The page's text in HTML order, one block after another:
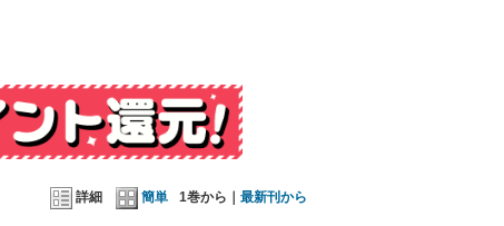
詳細 簡単 1巻から｜ 最新刊から